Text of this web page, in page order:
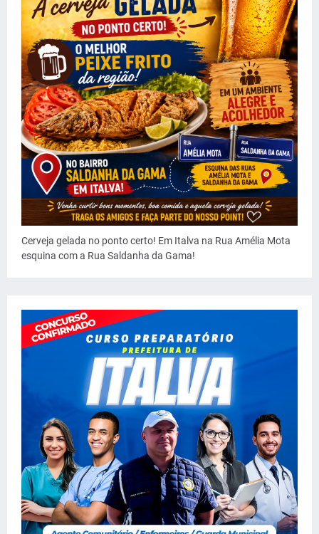
Cerveja gelada no ponto certo! Em Italva na Rua Amélia Mota
esquina com a Rua Saldanha da Gama!